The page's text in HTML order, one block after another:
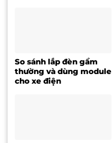
So sánh lắp đèn gầm
thường và dùng module
cho xe điện